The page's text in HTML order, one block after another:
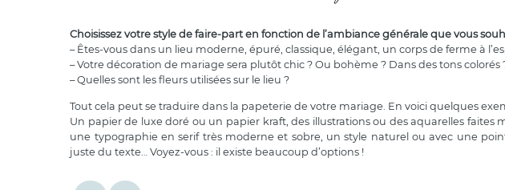
Choisissez votre style de faire-part en fonction de l’ambiance générale que vous
– Êtes-vous dans un lieu moderne, épuré, classique, élégant, un corps de ferme à
– Votre décoration de mariage sera plutôt chic ? Ou bohème ? Dans des tons
– Quelles sont les fleurs utilisées sur le lieu ?
Tout cela peut se traduire dans la papeterie de votre mariage. En voici quelques
Un papier de luxe doré ou un papier kraft, des illustrations ou des aquarelles faites
une typographie en serif très moderne et sobre, un style naturel ou avec une
juste du texte… Voyez-vous : il existe beaucoup d’options !